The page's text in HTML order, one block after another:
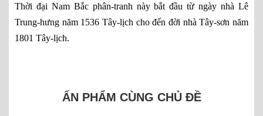
Thời đại Nam Bắc phân-tranh này bắt đầu từ ngày nhà Lê
Trung-hưng năm 1536 Tây-lịch cho đến đời nhà Tây-sơn năm
1801 Tây-lịch.
ẤN PHẨM CÙNG CHỦ ĐỀ